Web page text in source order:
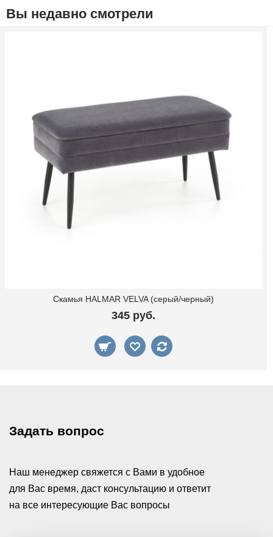
Вы недавно смотрели
Скамья HALMAR VELVA (серый/черный)
345 руб.
Задать вопрос
Наш менеджер свяжется с Вами в удобное
для Вас время, даст консультацию и ответит
на все интересующие Вас вопросы